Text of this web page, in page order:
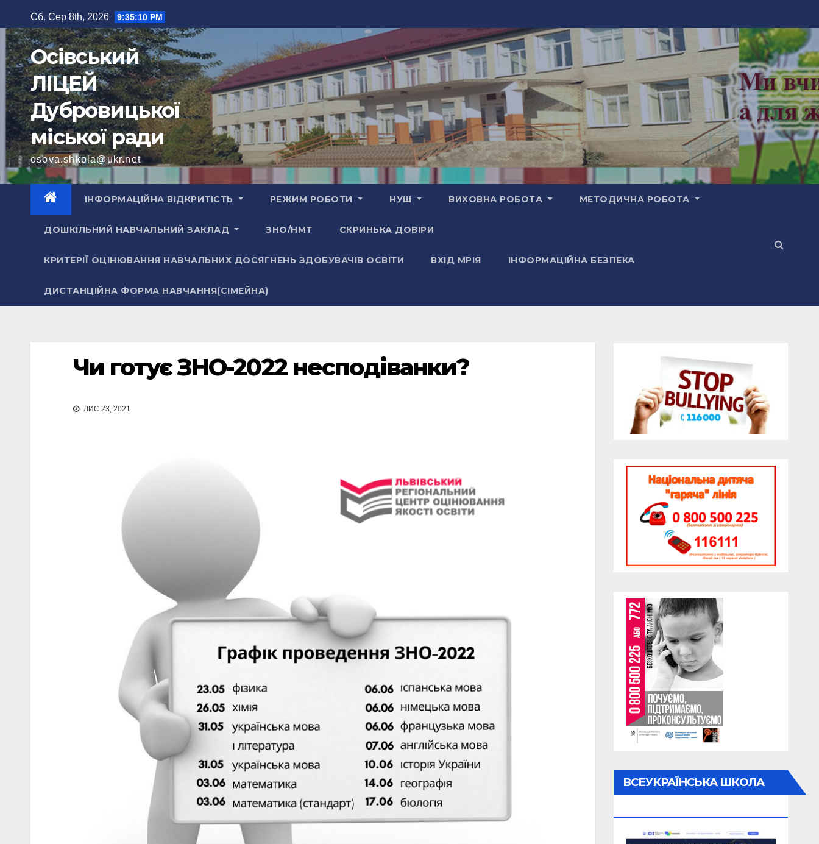
до
вмісту
Сб. Сер 8th, 2026 9:35:11 PM
Осівський
ЛІЦЕЙ
Дубровицької
міської ради
osova.shkola@ukr.net
ІНФОРМАЦІЙНА ВІДКРИТІСТЬ РЕЖИМ РОБОТИ НУШ ВИХОВНА РОБОТА МЕТОДИЧНА РОБОТА
ДОШКІЛЬНИЙ НАВЧАЛЬНИЙ ЗАКЛАД ЗНО/НМТ СКРИНЬКА ДОВІРИ
КРИТЕРІЇ ОЦІНЮВАННЯ НАВЧАЛЬНИХ ДОСЯГНЕНЬ ЗДОБУВАЧІВ ОСВІТИ ВХІД МРІЯ ІНФОРМАЦІЙНА БЕЗПЕКА
ДИСТАНЦІЙНА ФОРМА НАВЧАННЯ(СІМЕЙНА)
Чи готує ЗНО-2022 несподіванки?
ЛИС 23, 2021
ВСЕУКРАЇНСЬКА ШКОЛА